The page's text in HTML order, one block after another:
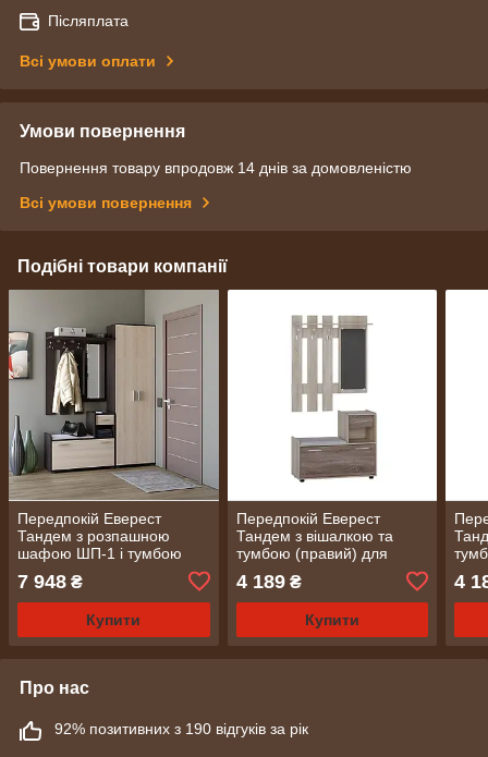
Післяплата
Всі умови оплати
Умови повернення
Повернення товару впродовж 14 днів за домовленістю
Всі умови повернення
Подібні товари компанії
Передпокій Еверест
Тандем з розпашною
шафою ШП-1 і тумбою
(права) венге темний+дуб
молочний (DTM-2458)
7 948 ₴
Купити
Передпокій Еверест
Тандем з вішалкою та
тумбою (правий) для
взуття сонома + трюфель
(DTM-2457)
4 189₴
Купити
4
Про нас
92% позитивних з 190 відгуків за рік